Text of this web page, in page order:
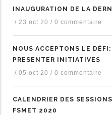
INAUGURATION DE LA
/ 23 oct 20 / 0 commentaire
NOUS ACCEPTONS LE
PRESENTER INITIATIVES
/ 05 oct 20 / 0 commentaire
CALENDRIER DES
FSMET 2020